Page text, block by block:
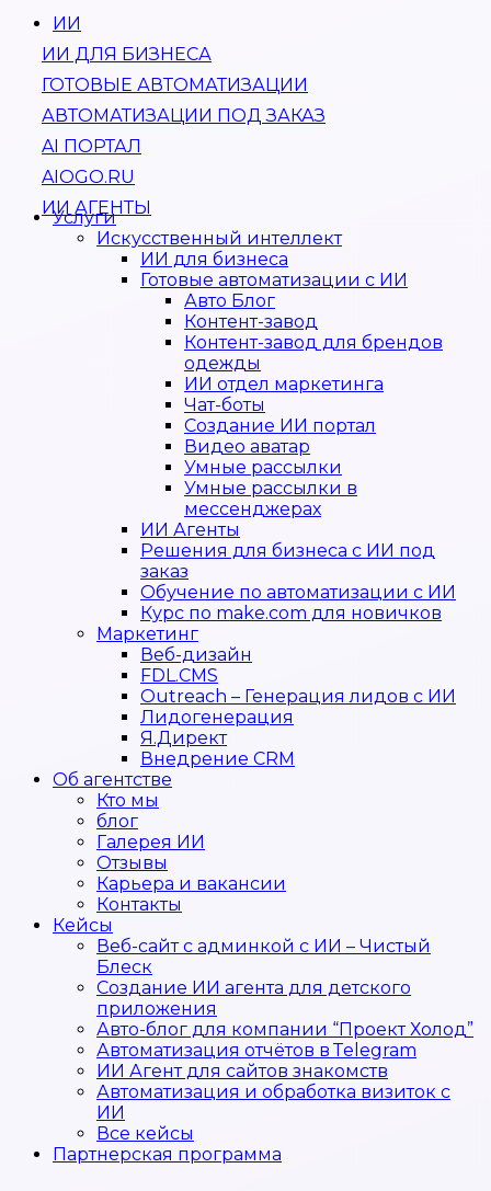
ИИ
ИИ ДЛЯ БИЗНЕСА
ГОТОВЫЕ АВТОМАТИЗАЦИИ
АВТОМАТИЗАЦИИ ПОД ЗАКАЗ
AI ПОРТАЛ
AIOGO.RU
ИИ АГЕНТЫ
Услуги
Искусственный интеллект
ИИ для бизнеса
Готовые автоматизации с ИИ
Авто Блог
Контент-завод
Контент-завод для брендов
одежды
ИИ отдел маркетинга
Чат-боты
Создание ИИ портал
Видео аватар
Умные рассылки
Умные рассылки в
мессенджерах
ИИ Агенты
Решения для бизнеса с ИИ под
заказ
Обучение по автоматизации с ИИ
Курс по make.com для новичков
Маркетинг
Веб-дизайн
FDL.CMS
Outreach – Генерация лидов с ИИ
Лидогенерация
Я.Директ
Внедрение CRM
Об агентстве
Кто мы
блог
Галерея ИИ
Отзывы
Карьера и вакансии
Контакты
Кейсы
Веб-сайт с админкой с ИИ – Чистый
Блеск
Создание ИИ агента для детского
приложения
Авто-блог для компании “Проект Холод”
Автоматизация отчётов в Telegram
ИИ Агент для сайтов знакомств
Автоматизация и обработка визиток с
ИИ
Все кейсы
Партнерская программа